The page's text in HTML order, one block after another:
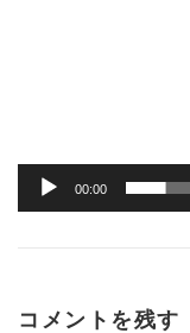
00:00
コメントを残す